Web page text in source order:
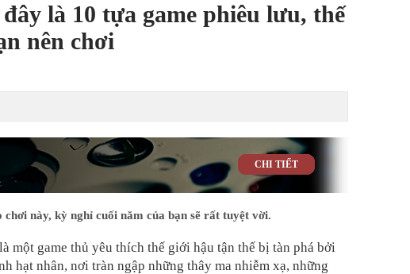
là 10 tựa game phiêu lưu, thế
nên chơi
CHI TIẾT
này, kỳ nghỉ cuối năm của bạn sẽ rất tuyệt vời.
một game thủ yêu thích thế giới hậu tận thế bị tàn phá bởi
hạt nhân, nơi tràn ngập những thây ma nhiễm xạ, những